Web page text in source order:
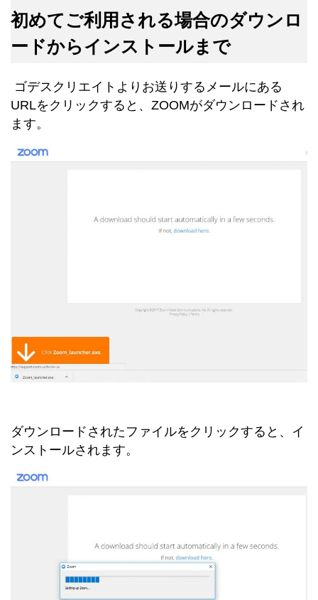
初めてご利用される場合のダウンロ
ードからインストールまで
ゴデスクリエイトよりお送りするメールにある
URLをクリックすると、ZOOMがダウンロードされ
ます。
ダウンロードされたファイルをクリックすると、イ
ンストールされます。